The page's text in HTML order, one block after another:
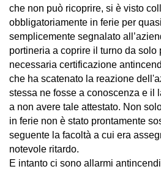
che non può ricoprire, si è visto
obbligatoriamente in ferie per
semplicemente segnalato
portineria a coprire il turno da solo
necessaria certificazione
che ha scatenato la reazione
stessa ne fosse a conoscenza e il
a non avere tale attestato. Non
in ferie non è stato prontamente
seguente la facoltà a cui era
notevole ritardo.
E intanto ci sono allarmi